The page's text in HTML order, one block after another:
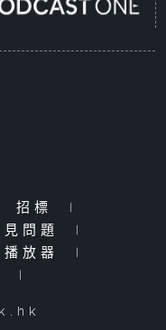
招標
|
見問題
|
播放器
|
|